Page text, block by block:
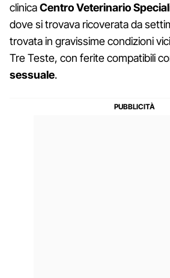
clinicaCentro Veterinario
dove si trovava ricoverata da
trovata in gravissime condizioni
Tre Teste, con ferite compatibili
sessuale.